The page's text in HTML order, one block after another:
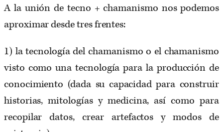
A la unión de tecno + chamanismo nos podemos
aproximar desde tres frentes:
1) la tecnología del chamanismo o el chamanismo
visto como una tecnología para la producción de
conocimiento (dada su capacidad para construir
historias, mitologías y medicina, así como para
recopilar datos, crear artefactos y modos de